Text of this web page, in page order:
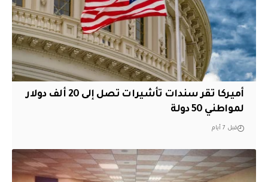
أميركا تقر سندات تأشيرات تصل إلى 20 ألف دولار
لمواطني 50 دولة
قبل 7 أيام